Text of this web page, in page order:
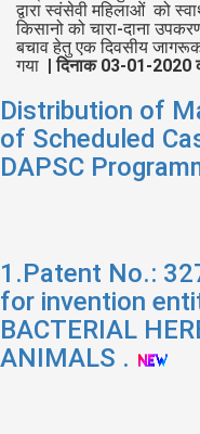
द्वारा स्वंसेवी महिलाओं को
किसानो को चारा-दाना
बचाव हेतु एक दिवसीय
गया |दिनाक 03-01-2020
Distribution of
of Scheduled
DAPSC
1.Patent No.:
for invention
BACTERIAL
ANIMALS .